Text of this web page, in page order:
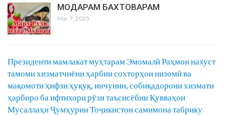
МОДАРАМ БАХТОВАРАМ
Mar 7, 2025
Президенти мамлакат муҳтарам Эмомалӣ Раҳмон нахуст
тамоми хизматчиёни ҳарбии сохторҳои низомӣ ва
мақомоти ҳифзи ҳуқуқ, инчунин, собиқадорони хизмати
ҳарбиро ба ифтихори рӯзи таъсисёбии Қувваҳои
Мусаллаҳи Ҷумҳурии Тоҷикистон самимона табрику